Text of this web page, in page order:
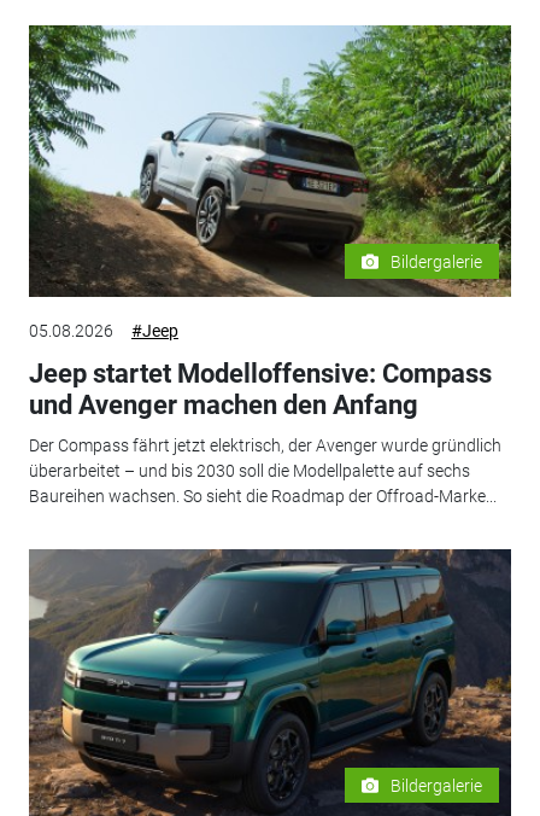
Bildergalerie
05.08.2026 #Jeep
Jeep startet Modelloffensive: Compass
und Avenger machen den Anfang
Der Compass fährt jetzt elektrisch, der Avenger wurde gründlich
überarbeitet – und bis 2030 soll die Modellpalette auf sechs
Baureihen wachsen. So sieht die Roadmap der Offroad-Marke...
Bildergalerie